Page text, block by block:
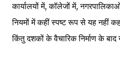
कार्यालयों में, कॉलेजों में,
नियमों में कहीं स्पष्ट रूप से यह नहीं
किंतु दशकों के वैचारिक निर्माण के